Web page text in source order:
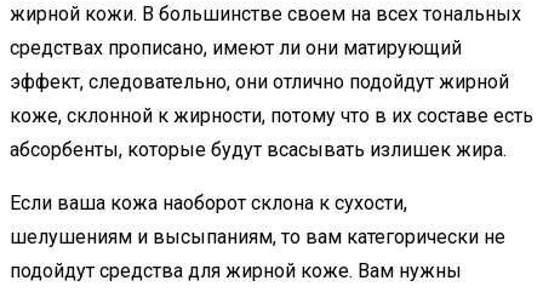
жирной кожи. В большинстве своем на всех тональных
средствах прописано, имеют ли они матирующий
эффект, следовательно, они отлично подойдут жирной
коже, склонной к жирности, потому что в их составе есть
абсорбенты, которые будут всасывать излишек жира.
Если ваша кожа наоборот склона к сухости,
шелушениям и высыпаниям, то вам категорически не
подойдут средства для жирной коже. Вам нужны